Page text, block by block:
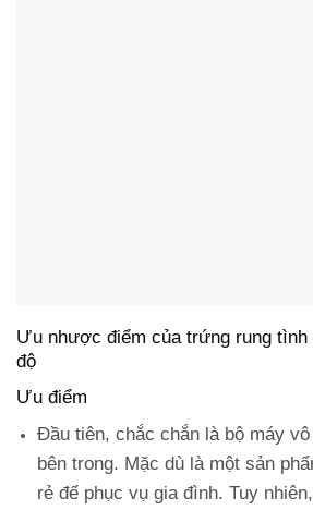
Ưu nhược điểm của trứng rung tình
độ
Ưu điểm
Đầu tiên, chắc chắn là bộ máy
bên trong. Mặc dù là một sản
rẻđể phục vụ gia đình. Tuy